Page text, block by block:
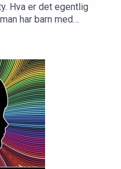
Hva er det egentlig
har barn med
f.eks. å komme
hjerneskade?